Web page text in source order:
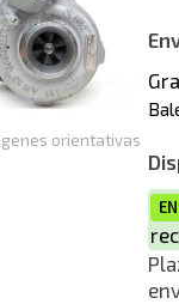
orientativas